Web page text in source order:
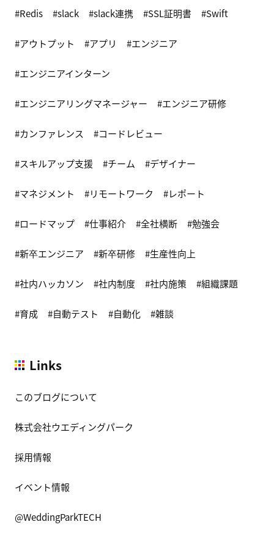
Redis slack slack連携 SSL証明書 Swift
アウトプット アプリ エンジニア
エンジニアインターン
エンジニアリングマネージャー エンジニア研修
カンファレンス コードレビュー
スキルアップ支援 チーム デザイナー
マネジメント リモートワーク レポート
ロードマップ 仕事紹介 全社横断 勉強会
新卒エンジニア 新卒研修 生産性向上
社内ハッカソン 社内制度 社内施策 組織課題
育成 自動テスト 自動化 雑談
Links
このブログについて
株式会社ウエディングパーク
採用情報
イベント情報
@WeddingParkTECH